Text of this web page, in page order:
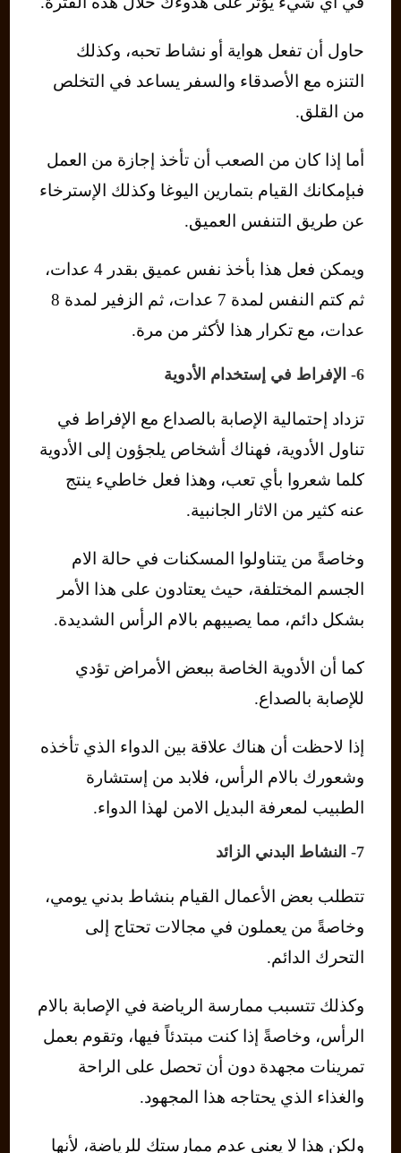
حاول أن تفعل هواية أو نشاط تحبه، وكذلك
التنزه مع الأصدقاء والسفر يساعد في التخلص
من القلق.
أما إذا كان من الصعب أن تأخذ إجازة من العمل
فبإمكانك القيام بتمارين اليوغا وكذلك الإسترخاء
عن طريق التنفس العميق.
ويمكن فعل هذا بأخذ نفس عميق بقدر 4 عدات،
ثم كتم النفس لمدة 7 عدات، ثم الزفير لمدة 8
عدات، مع تكرار هذا لأكثر من مرة.
6- الإفراط في إستخدام الأدوية
تزداد إحتمالية الإصابة بالصداع مع الإفراط في
تناول الأدوية، فهناك أشخاص يلجؤون إلى الأدوية
كلما شعروا بأي تعب، وهذا فعل خاطيء ينتج
عنه كثير من الاثار الجانبية.
وخاصةً من يتناولوا المسكنات في حالة الام
الجسم المختلفة، حيث يعتادون على هذا الأمر
بشكل دائم، مما يصيبهم بالام الرأس الشديدة.
كما أن الأدوية الخاصة ببعض الأمراض تؤدي
للإصابة بالصداع.
إذا لاحظت أن هناك علاقة بين الدواء الذي تأخذه
وشعورك بالام الرأس، فلابد من إستشارة
الطبيب لمعرفة البديل الامن لهذا الدواء.
7- النشاط البدني الزائد
تتطلب بعض الأعمال القيام بنشاط بدني يومي،
وخاصةً من يعملون في مجالات تحتاج إلى
التحرك الدائم.
وكذلك تتسبب ممارسة الرياضة في الإصابة بالام
الرأس، وخاصةً إذا كنت مبتدئاً فيها، وتقوم بعمل
تمرينات مجهدة دون أن تحصل على الراحة
والغذاء الذي يحتاجه هذا المجهود.
ولكن هذا لا يعني عدم ممارستك للرياضة، لأنها